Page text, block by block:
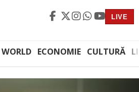
LIVE
WORLD ECONOMIE CULTURĂ